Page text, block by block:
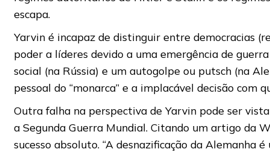
escapa.
Yarvin é incapaz de distinguir entre democracias
poder a líderes devido a uma emergência de
social (na Rússia) e um autogolpe ou putsch (na
pessoal do “monarca” e a implacável decisão com
Outra falha na perspectiva de Yarvin pode ser
a Segunda Guerra Mundial. Citando um artigo da
sucesso absoluto. “A desnazificação da